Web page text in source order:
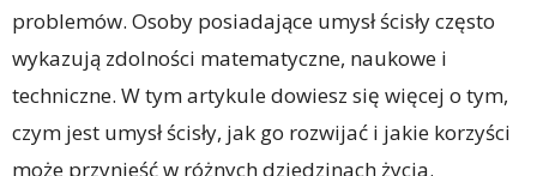
problemów. Osoby posiadające umysł ścisły często
wykazują zdolności matematyczne, naukowe i
techniczne. W tym artykule dowiesz się więcej o tym,
czym jest umysł ścisły, jak go rozwijać i jakie korzyści
może przynieść w różnych dziedzinach życia.